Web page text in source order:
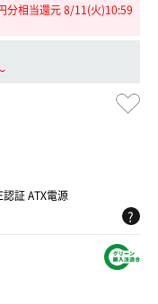
分相当還元 8/11(火)10:59
証 ATX電源
?